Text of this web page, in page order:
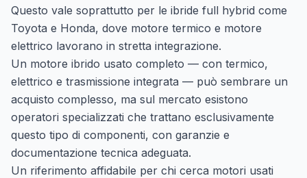
Questo vale soprattutto per le ibride full hybrid come
Toyota e Honda, dove motore termico e motore
elettrico lavorano in stretta integrazione.
Un motore ibrido usato completo — con termico,
elettrico e trasmissione integrata — può sembrare un
acquisto complesso, ma sul mercato esistono
operatori specializzati che trattano esclusivamente
questo tipo di componenti, con garanzie e
documentazione tecnica adeguata.
Un riferimento affidabile per chi cerca motori usati